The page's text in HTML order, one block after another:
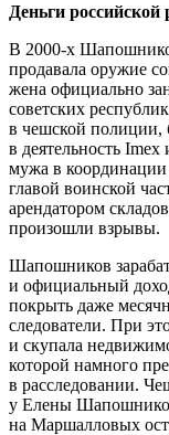
Деньги российской
В 2000-х
продавала оружие
жена официально
советских
в чешской полиции,
в деятельность
мужа в
главой воинской
арендатором
произошли взрывы.
Шапошников
и официальный
покрыть даже
следователи. При
и скупала
которой намного
в расследовании.
у Елены
на Маршалловых